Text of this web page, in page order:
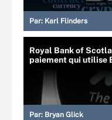
Par: Karl Flinders
Royal Bank of
paiement qui utilise
Par: Bryan Glick